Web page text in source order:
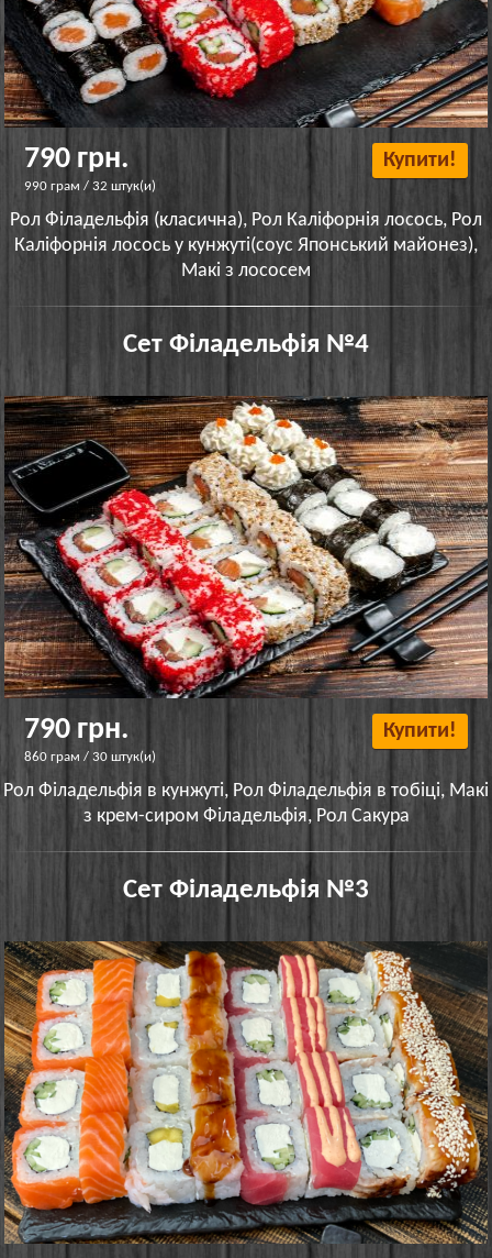
790 грн.
990 грам / 32 штук(и)
Купити!
Рол Філадельфія (класична), Рол Каліфорнія лосось, Рол
Каліфорнія лосось у кунжуті(соус Японський майонез),
Макі з лососем
Сет Філадельфія №4
790 грн.
860 грам / 30 штук(и)
Купити!
Рол Філадельфія в кунжуті, Рол Філадельфія в тобіці, Макі
з крем-сиром Філадельфія, Рол Сакура
Сет Філадельфія №3